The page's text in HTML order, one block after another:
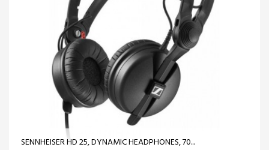
SENNHEISER HD 25, DYNAMIC HEADPHONES, 70...